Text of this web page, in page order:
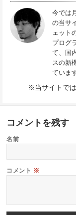
今では
の当サ
ェット
プログ
て、国
スの新
ていま
※当サイトで
コメントを残す
名前
コメント ※